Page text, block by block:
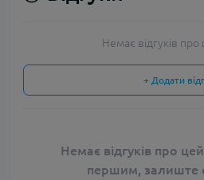
Немає відгуків про
+ Додати
Немає відгуків про
першим, залиште